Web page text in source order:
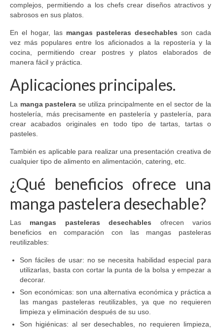
complejos, permitiendo a los chefs crear diseños atractivos y
sabrosos en sus platos.
En el hogar, las mangas pasteleras desechables son cada
vez más populares entre los aficionados a la repostería y la
cocina, permitiendo crear postres y platos elaborados de
manera fácil y práctica.
Aplicaciones principales.
La manga pastelera se utiliza principalmente en el sector de la
hostelería, más precisamente en pastelería y pastelería, para
crear acabados originales en todo tipo de tartas, tartas o
pasteles.
También es aplicable para realizar una presentación creativa de
cualquier tipo de alimento en alimentación, catering, etc.
¿Qué beneficios ofrece una
manga pastelera desechable?
Las mangas pasteleras desechables ofrecen varios
beneficios en comparación con las mangas pasteleras
reutilizables:
Son fáciles de usar: no se necesita habilidad especial para
utilizarlas, basta con cortar la punta de la bolsa y empezar a
decorar.
Son económicas: son una alternativa económica y práctica a
las mangas pasteleras reutilizables, ya que no requieren
limpieza y eliminación después de su uso.
Son higiénicas: al ser desechables, no requieren limpieza,